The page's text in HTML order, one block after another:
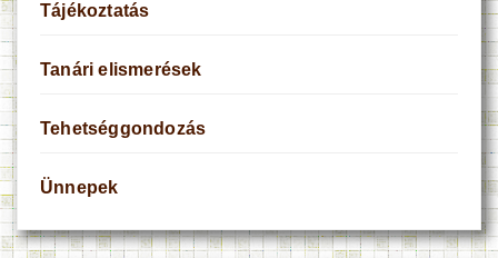
Tájékoztatás
Tanári elismerések
Tehetséggondozás
Ünnepek